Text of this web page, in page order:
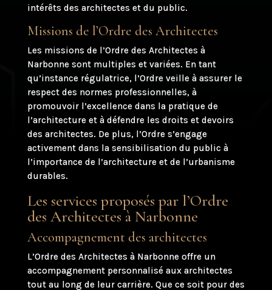
intérêts des architectes et du public.
Missions de l’Ordre des Architectes
Les missions de l’Ordre des Architectes à
Narbonne sont multiples et variées. En tant
qu’instance régulatrice, l’Ordre veille à assurer le
respect des normes professionnelles, à
promouvoir l’excellence dans la pratique de
l’architecture et à défendre les droits et devoirs
des architectes. De plus, l’Ordre s’engage
activement dans la sensibilisation du public à
l’importance de l’architecture et de l’urbanisme
durables.
Les services proposés par l’Ordre
des Architectes à Narbonne
Accompagnement des architectes
L’Ordre des Architectes à Narbonne offre un
accompagnement personnalisé aux architectes
tout au long de leur carrière. Que ce soit pour des